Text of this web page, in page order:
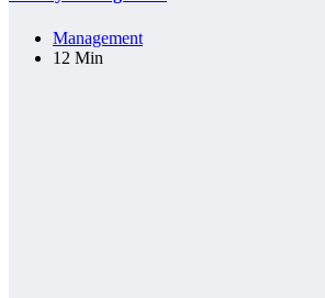
Management
12 Min